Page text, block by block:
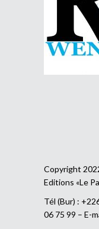
Copyright
Editions «Le
Tél (Bur) :
06 75 99 – E-